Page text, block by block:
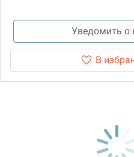
Уведомить о
В